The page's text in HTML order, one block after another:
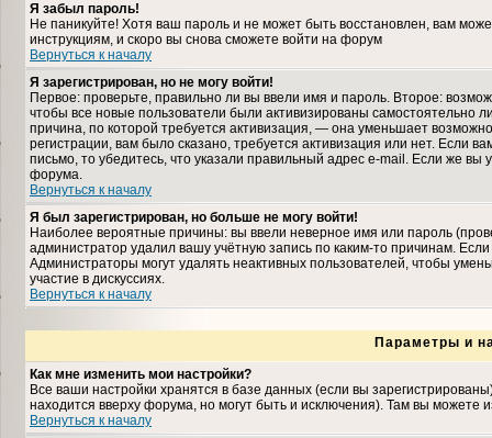
Я забыл пароль!
Не паникуйте! Хотя ваш пароль и не может быть восстановлен, вам
инструкциям, и скоро вы снова сможете войти на форум
Вернуться к началу
Я зарегистрирован, но не могу войти!
Первое: проверьте, правильно ли вы ввели имя и пароль. Второе:
чтобы все новые пользователи были активизированы самостоятельно
причина, по которой требуется активизация, — она уменьшает
регистрации, вам было сказано, требуется активизация или нет. Если
письмо, то убедитесь, что указали правильный адрес e-mail. Если же
форума.
Вернуться к началу
Я был зарегистрирован, но больше не могу войти!
Наиболее вероятные причины: вы ввели неверное имя или пароль
администратор удалил вашу учётную запись по каким-то причинам.
Администраторы могут удалять неактивных пользователей, чтобы
участие в дискуссиях.
Вернуться к началу
Параметры и
Как мне изменить мои настройки?
Все ваши настройки хранятся в базе данных (если вы
находится вверху форума, но могут быть и исключения). Там вы можете
Вернуться к началу